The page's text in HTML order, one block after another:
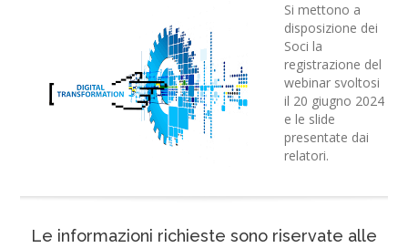
Si mettono a
disposizione dei
Soci la
registrazione del
webinar svoltosi
il 20 giugno 2024
e le slide
presentate dai
relatori.
Le informazioni richieste sono riservate alle